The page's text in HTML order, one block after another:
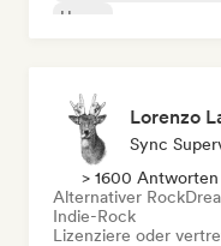
House
Lorenzo
Sync
> 1600
Alternativer Rock
Indie-Rock
Lizenziere oder